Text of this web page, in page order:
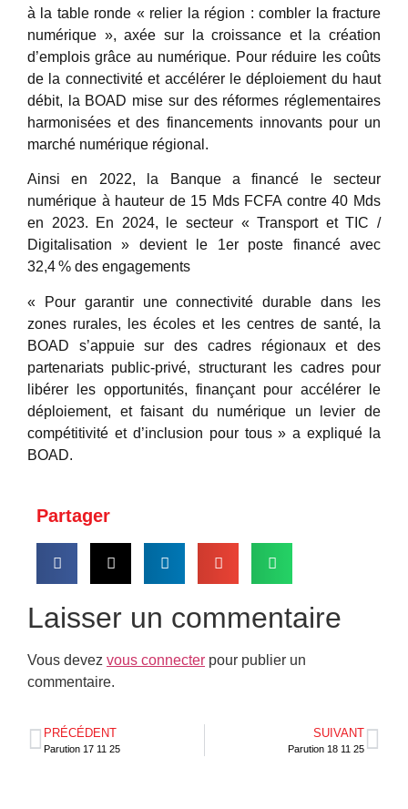
à la table ronde « relier la région : combler la fracture
numérique », axée sur la croissance et la création
d’emplois grâce au numérique. Pour réduire les coûts
de la connectivité et accélérer le déploiement du haut
débit, la BOAD mise sur des réformes réglementaires
harmonisées et des financements innovants pour un
marché numérique régional.
Ainsi en 2022, la Banque a financé le secteur
numérique à hauteur de 15 Mds FCFA contre 40 Mds
en 2023. En 2024, le secteur « Transport et TIC /
Digitalisation » devient le 1er poste financé avec
32,4 % des engagements
« Pour garantir une connectivité durable dans les
zones rurales, les écoles et les centres de santé, la
BOAD s’appuie sur des cadres régionaux et des
partenariats public-privé, structurant les cadres pour
libérer les opportunités, finançant pour accélérer le
déploiement, et faisant du numérique un levier de
compétitivité et d’inclusion pour tous » a expliqué la
BOAD.
Partager
Laisser un commentaire
Vous devez vous connecter pour publier un
commentaire.
PRÉCÉDENT
Parution 17 11 25
SUIVANT
Parution 18 11 25